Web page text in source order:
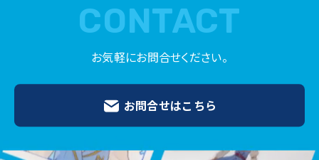
CONTACT
お気軽にお問合せください。
お問合せはこちら